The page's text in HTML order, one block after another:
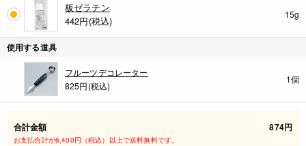
板ゼラチン
442円(税込)
15g
使用する道具
フルーツデコレーター
825円(税込)
1個
合計金額 874円
お支払合計が6,400円（税込）以上で送料無料です。